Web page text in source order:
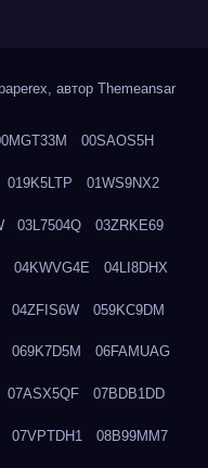
автор Themeansar
00SAOS5H
019K5LTP 01WS9NX2
03L7504Q 03ZRKE69
04KWVG4E 04LI8DHX
04ZFIS6W 059KC9DM
069K7D5M 06FAMUAG
07ASX5QF 07BDB1DD
07VPTDH1 08B99MM7